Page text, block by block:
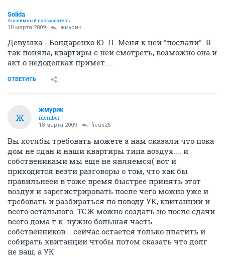
Solida
Анонимный пользователь
18 марта 2009 жмурик
Девушка - Бондаренко Ю. П. Меня к ней "послали". Я
так поняла, квартиры с ней смотреть, возможно она и
акт о недоделках примет....
ОТВЕТИТЬ
Ж
жмурик
member
18 марта 2009 ficus26
Вы хотябы требовать можете а нам сказали что пока
дом не сдан и наши квартиры типа воздух.... и
собствениками мы еще не являемся( вот и
приходится везти разговоры о том, что как бы
правильнееи в тоже время быстрее принять этот
воздух и зарегистрировать после чего можно уже и
требовать и разбираться по поводу УК, квитанций и
всего остального. ТСЖ можно создать но после сдачи
всего дома т.к. нужно большая часть
собственников... сейчас остается только платить и
собирать квитанции чтобы потом сказать что долг
не ваш, а УК